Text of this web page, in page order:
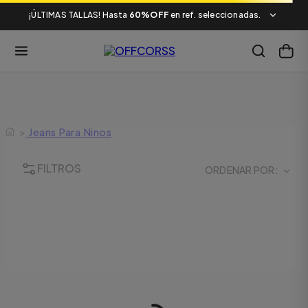
¡ÚLTIMAS TALLAS! Hasta 60%OFF en ref. seleccionadas.
> Jeans Para Ninos
FILTROS ORDENAR POR